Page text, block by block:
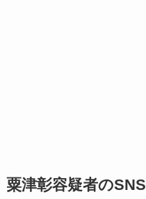
粟津彰容疑者のSNS